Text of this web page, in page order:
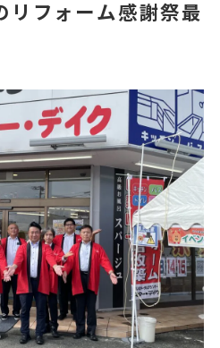
リフォーム感謝祭最